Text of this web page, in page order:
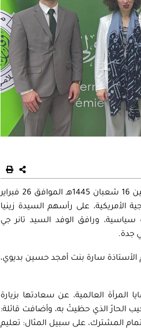
زار وفد من الولايات المتحدة الأمريكية مجمع الفقه الإسلامي الدولي يوم الاثنين 16 شعبان 1445هـ الموافق 26 فبراير
الأمريكية، على رأسهم السيدة زينيا
سياسية، ورافق الوفد السيد تانر جي
جدة.
الأستاذة سارة بنت أمجد حسين بديوي،
المرأة العالمية، عن سعادتها بزيارة
الحارّ الذي حظيتْ به، وأضافت قائلة:
المشترك، على سبيل المثال: تعليم